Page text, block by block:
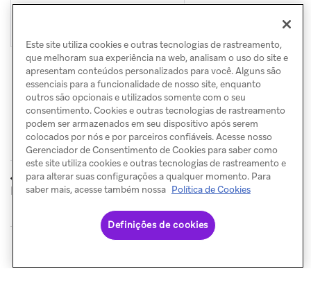
ANTERIORMicrosoft
Entra SSO
PRÓXIMO OneLogin
© Braze. All Rights Reserved Privacy Policy
Este site utiliza cookies e outras tecnologias de rastreamento,
que melhoram sua experiência na web, analisam o uso do site e
apresentam conteúdos personalizados para você. Alguns são
essenciais para a funcionalidade de nosso site, enquanto
outros são opcionais e utilizados somente com o seu
consentimento. Cookies e outras tecnologias de rastreamento
podem ser armazenados em seu dispositivo após serem
colocados por nós e por parceiros confiáveis. Acesse nosso
Gerenciador de Consentimento de Cookies para saber como
este site utiliza cookies e outras tecnologias de rastreamento e
para alterar suas configurações a qualquer momento. Para
saber mais, acesse também nossa Política de Cookies
Definições de cookies